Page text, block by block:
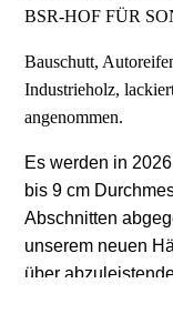
BSR-HOF FÜR
Bauschutt,
Industrieholz,
angenommen.
Es werden in
bis 9 cm
Abschnitten
unserem neuen
über